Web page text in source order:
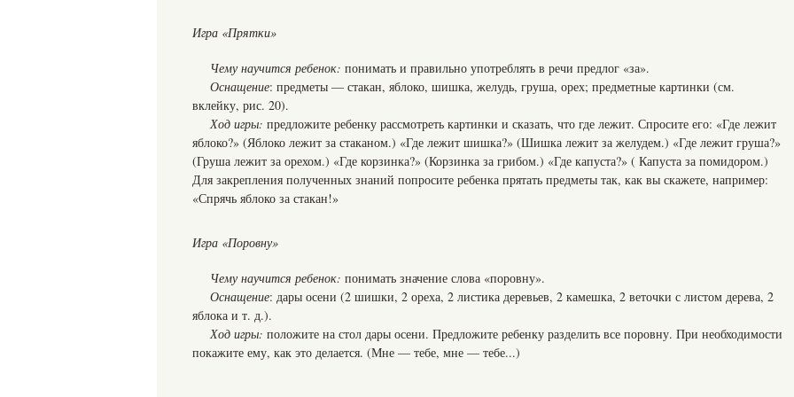
Игра «Прятки»
Чему научится ребенок: понимать и правильно употреблять в речи предлог «за».
Оснащение: предметы — стакан, яблоко, шишка, желудь, груша, орех; предметные картинки (см.
вклейку, рис. 20).
Ход игры: предложите ребенку рассмотреть картинки и сказать, что где лежит. Спросите его: «Где лежит
яблоко?» (Яблоко лежит за стаканом.) «Где лежит шишка?» (Шишка лежит за желудем.) «Где лежит груша?»
(Груша лежит за орехом.) «Где корзинка?» (Корзинка за грибом.) «Где капуста?» ( Капуста за помидором.)
Для закрепления полученных знаний попросите ребенка прятать предметы так, как вы скажете, например:
«Спрячь яблоко за стакан!»
Игра «Поровну»
Чему научится ребенок: понимать значение слова «поровну».
Оснащение: дары осени (2 шишки, 2 ореха, 2 листика деревьев, 2 камешка, 2 веточки с листом дерева, 2
яблока и т. д.).
Ход игры: положите на стол дары осени. Предложите ребенку разделить все поровну. При необходимости
покажите ему, как это делается. (Мне — тебе, мне — тебе...)